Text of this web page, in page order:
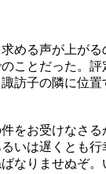
める声が上がる
ことだった。評
訪子の隣に位
件をお受けなさ
いは遅くとも行
なりませぬぞ。